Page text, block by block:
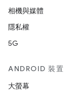
相機與媒體
隱私權
5G
ANDROID 裝置
大螢幕